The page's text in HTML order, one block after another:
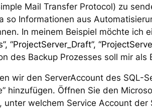
Mail Transfer Protocol) zu
so Informationen aus
In meinem Beispiel möchte ich
“ProjectServer_Draft”,
des Backup Prozesses soll mir
wir den ServerAccount des SQL-
hinzufügen. Öffnen Sie den
unter welchem Service Account